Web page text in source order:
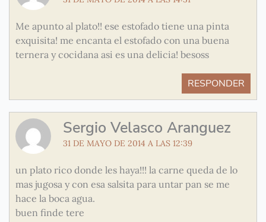
Me apunto al plato!! ese estofado tiene una pinta
exquisita! me encanta el estofado con una buena
ternera y cocidana asi es una delicia! besoss
RESPONDER
Sergio Velasco Aranguez
31 DE MAYO DE 2014 A LAS 12:39
un plato rico donde les haya!!! la carne queda de lo
mas jugosa y con esa salsita para untar pan se me
hace la boca agua.
buen finde tere